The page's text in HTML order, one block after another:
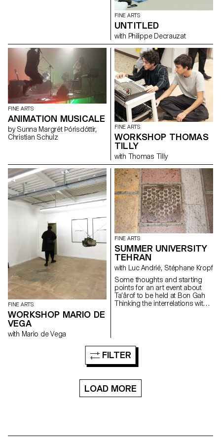
FINE ARTS
UNTITLED
with Philippe Decrauzat
FINE ARTS
ANIMATION MUSICALE
by Sunna Margrét Þórisdóttir,
Christian Schulz
FINE ARTS
WORKSHOP THOMAS
TILLY
with Thomas Tilly
FINE ARTS
WORKSHOP MARIO DE
VEGA
with Mario de Vega
FINE ARTS
SUMMER UNIVERSITY
TEHRAN
with Luc Andrié, Stéphane Kropf
Some thoughts and starting
points for an art event about
Ta’ârof to be held at Bon Gah
Thinking the interrelations within
and how Ta’ârof may be of any
help to try to build a temporary
community, and make art.
General Assembly speeches,
that Trick or Treat is the ultimate
geopolitical strategy tool, where
and thereafter represents
FILTER
LOAD MORE